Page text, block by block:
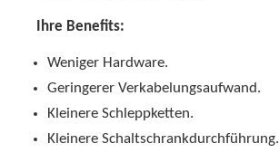
Ihre Benefits:
Weniger Hardware.
Geringerer Verkabelungsaufwand.
Kleinere Schleppketten.
Kleinere Schaltschrankdurchführung.